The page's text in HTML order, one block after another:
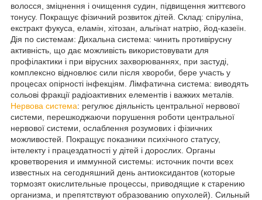
волосся, зміцнення і очищення судин, підвищення життєвого
тонусу. Покращує фізичний розвиток дітей. Склад: спіруліна,
екстракт фукуса, еламін, хітозан, альгінат натрію, йод-казеїн.
Дія по системам: Дихальна система: чинить противірусну
активність, що дає можливість використовувати для
профілактики і при вірусних захворюваннях, при застуді,
комплексно відновлює сили після хвороби, бере участь у
процесах опірності інфекціям. Лімфатична система: виводять
сольові фракції радіоактивних елементів і важких металів.
Нервова система: регулює діяльність центральної нервової
системи, перешкоджаючи порушення роботи центральної
нервової системи, ослаблення розумових і фізичних
можливостей. Покращує показники психічного статусу,
інтелекту і працездатності у дітей і дорослих. Органы
кроветворения и иммунной системы: источник почти всех
известных на сегодняшний день антиоксидантов (которые
тормозят окислительные процессы, приводящие к старению
организма, и препятствуют образованию опухолей). Сильный